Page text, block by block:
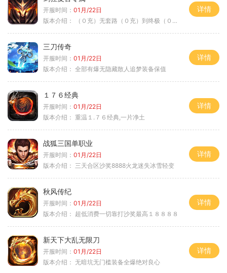
开服时间： 01月/22日
版本介绍：
（０充）无套路（０充）到终极（０充）爽
详情
三刀传奇
开服时间： 01月/22日
版本介绍： 全部有爆无隐藏散人追梦装备保值
详情
１７６经典
开服时间： 01月/22日
版本介绍： 重温１.７６经典,一片净土
详情
战狐三国单职业
开服时间： 01月/22日
版本介绍： 三天合区沙奖8888火龙迷失冰雪轻变
详情
秋风传纪
开服时间： 01月/22日
版本介绍： 超低消费一切靠打沙奖最高１８８８８
详情
新天下大乱无限刀
开服时间： 01月/22日
版本介绍： 无暗坑无门槛装备全爆绝对良心
详情